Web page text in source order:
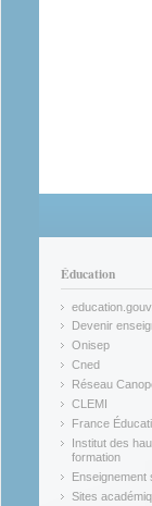
Éducation
(link is
Devenir
(link is
Onisep
(link is
Cned
(link is
Réseau
(link is
CLEMI
(link is
France
(link is
Institut des
formation
(link is
Enseignement
(link is
Sites